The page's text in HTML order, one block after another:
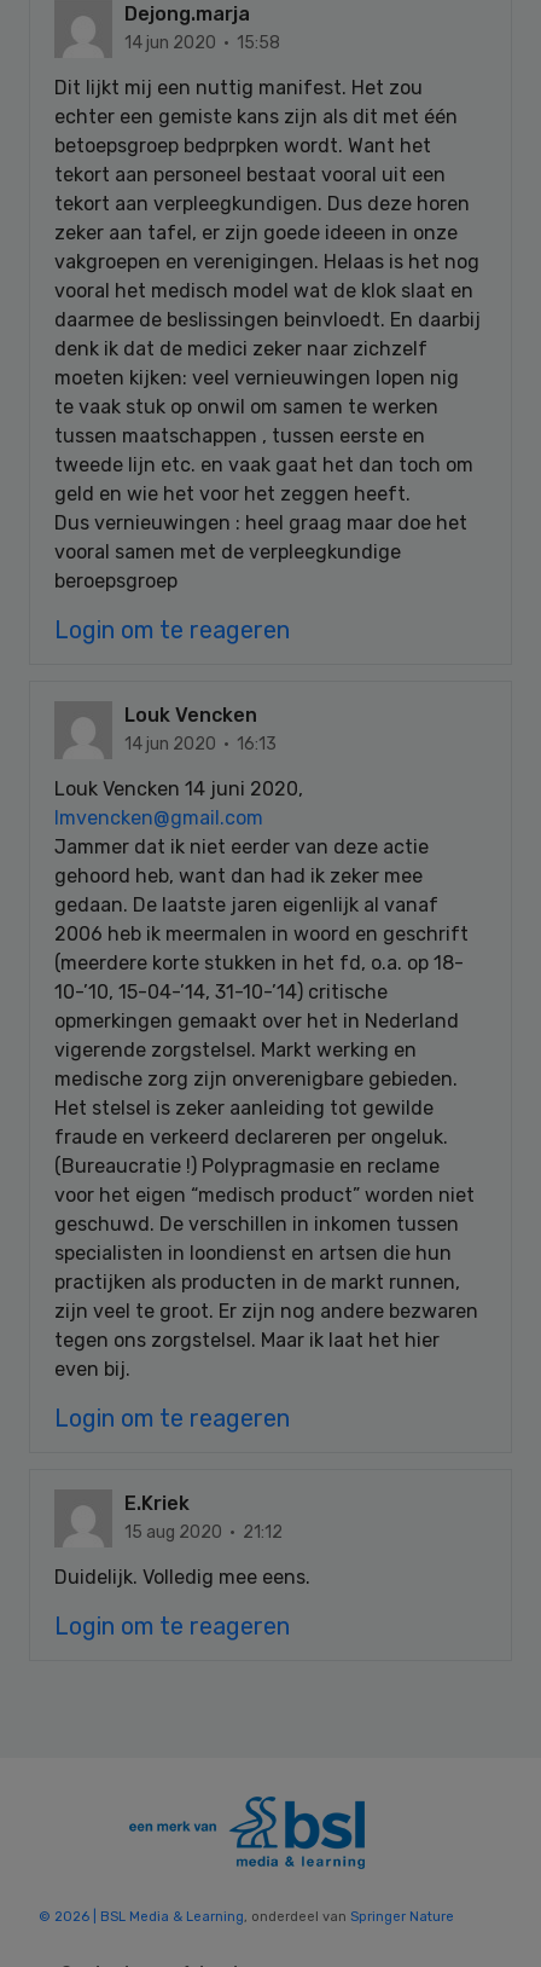
Dejong.marja
14 jun 2020 · 15:58
Dit lijkt mij een nuttig manifest. Het zou
echter een gemiste kans zijn als dit met één
betoepsgroep bedprpken wordt. Want het
tekort aan personeel bestaat vooral uit een
tekort aan verpleegkundigen. Dus deze horen
zeker aan tafel, er zijn goede ideeen in onze
vakgroepen en verenigingen. Helaas is het nog
vooral het medisch model wat de klok slaat en
daarmee de beslissingen beinvloedt. En daarbij
denk ik dat de medici zeker naar zichzelf
moeten kijken: veel vernieuwingen lopen nig
te vaak stuk op onwil om samen te werken
tussen maatschappen , tussen eerste en
tweede lijn etc. en vaak gaat het dan toch om
geld en wie het voor het zeggen heeft.
Dus vernieuwingen : heel graag maar doe het
vooral samen met de verpleegkundige
beroepsgroep
Login om te reageren
Louk Vencken
14 jun 2020 · 16:13
Louk Vencken 14 juni 2020,
lmvencken@gmail.com
Jammer dat ik niet eerder van deze actie
gehoord heb, want dan had ik zeker mee
gedaan. De laatste jaren eigenlijk al vanaf
2006 heb ik meermalen in woord en geschrift
(meerdere korte stukken in het fd, o.a. op 18-
10-’10, 15-04-’14, 31-10-’14) critische
opmerkingen gemaakt over het in Nederland
vigerende zorgstelsel. Markt werking en
medische zorg zijn onverenigbare gebieden.
Het stelsel is zeker aanleiding tot gewilde
fraude en verkeerd declareren per ongeluk.
(Bureaucratie !) Polypragmasie en reclame
voor het eigen “medisch product” worden niet
geschuwd. De verschillen in inkomen tussen
specialisten in loondienst en artsen die hun
practijken als producten in de markt runnen,
zijn veel te groot. Er zijn nog andere bezwaren
tegen ons zorgstelsel. Maar ik laat het hier
even bij.
Login om te reageren
E.Kriek
15 aug 2020 · 21:12
Duidelijk. Volledig mee eens.
Login om te reageren
© 2026 | BSL Media & Learning , onderdeel van Springer Nature